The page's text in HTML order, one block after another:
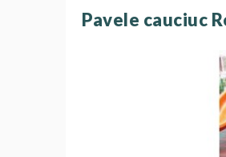
Pavele cauciuc